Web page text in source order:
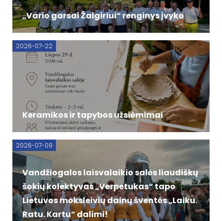
„Vario garsai Žalgiriui“ renginys įvyko
Keramikos ir tapybos užsiėmimai
2026-07-22
Vandžiogalos laisvalaikio salės liaudiškų
šokių kolektyvas „Verpetukas“ tapo
Lietuvos moksleivių dainų šventės „Laiku.
Ratu. Kartu“ dalimi!
2026-07-09